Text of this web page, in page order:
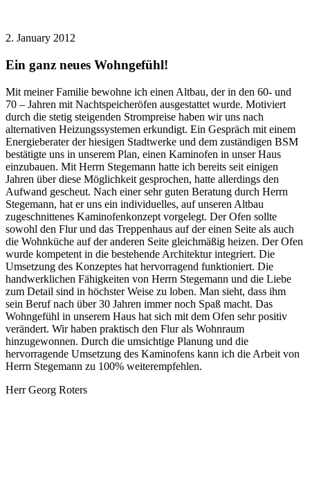
2. January 2012
Ein ganz neues Wohngefühl!
Mit meiner Familie bewohne ich einen Altbau, der in den 60- und
70 – Jahren mit Nachtspeicheröfen ausgestattet wurde. Motiviert
durch die stetig steigenden Strompreise haben wir uns nach
alternativen Heizungssystemen erkundigt. Ein Gespräch mit einem
Energieberater der hiesigen Stadtwerke und dem zuständigen BSM
bestätigte uns in unserem Plan, einen Kaminofen in unser Haus
einzubauen. Mit Herrn Stegemann hatte ich bereits seit einigen
Jahren über diese Möglichkeit gesprochen, hatte allerdings den
Aufwand gescheut. Nach einer sehr guten Beratung durch Herrn
Stegemann, hat er uns ein individuelles, auf unseren Altbau
zugeschnittenes Kaminofenkonzept vorgelegt. Der Ofen sollte
sowohl den Flur und das Treppenhaus auf der einen Seite als auch
die Wohnküche auf der anderen Seite gleichmäßig heizen. Der Ofen
wurde kompetent in die bestehende Architektur integriert. Die
Umsetzung des Konzeptes hat hervorragend funktioniert. Die
handwerklichen Fähigkeiten von Herrn Stegemann und die Liebe
zum Detail sind in höchster Weise zu loben. Man sieht, dass ihm
sein Beruf nach über 30 Jahren immer noch Spaß macht. Das
Wohngefühl in unserem Haus hat sich mit dem Ofen sehr positiv
verändert. Wir haben praktisch den Flur als Wohnraum
hinzugewonnen. Durch die umsichtige Planung und die
hervorragende Umsetzung des Kaminofens kann ich die Arbeit von
Herrn Stegemann zu 100% weiterempfehlen.
Herr Georg Roters